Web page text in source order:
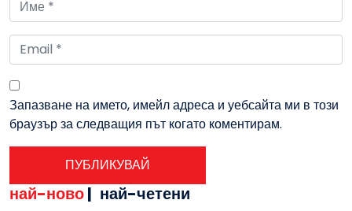
Запазване на името, имейл адреса и уебсайта ми в този
браузър за следващия път когато коментирам.
най-ново| най-четени